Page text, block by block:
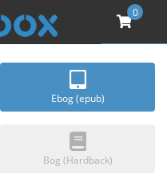
0
Ebog (epub)
Bog (Hardback)